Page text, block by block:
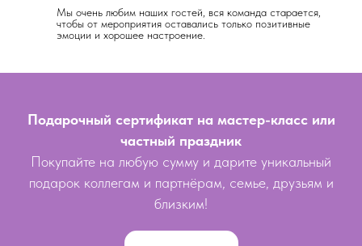
Мы очень любим наших гостей, вся команда старается,
чтобы от мероприятия оставались только позитивные
эмоции и хорошее настроение.
Подарочный сертификат на мастер-класс или
частный праздник
Покупайте на любую сумму и дарите уникальный
подарок коллегам и партнёрам, семье, друзьям и
близким!